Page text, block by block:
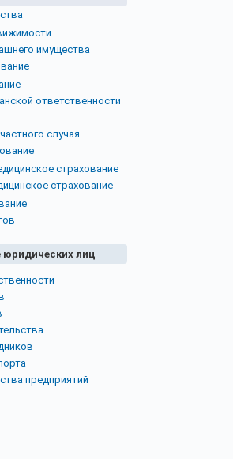
имущества
ответственности
случая
страхование
страхование
юридических лиц
предприятий